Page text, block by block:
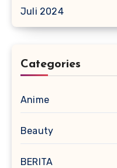
Juli 2024
Categories
Anime
Beauty
BERITA